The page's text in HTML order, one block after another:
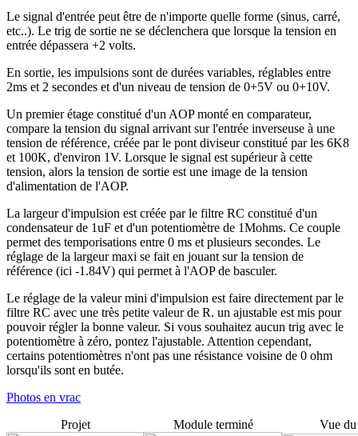
Le signal d'entrée peut être de n'importe quelle forme (sinus, carré,
etc..). Le trig de sortie ne se déclenchera que lorsque la tension en
entrée dépassera +2 volts.
En sortie, les impulsions sont de durées variables, réglables entre
2ms et 2 secondes et d'un niveau de tension de 0+5V ou 0+10V.
Un premier étage constitué d'un AOP monté en comparateur,
compare la tension du signal arrivant sur l'entrée inverseuse à une
tension de référence, créée par le pont diviseur constitué par les 6K8
et 100K, d'environ 1V. Lorsque le signal est supérieur à cette
tension, alors la tension de sortie est une image de la tension
d'alimentation de l'AOP.
La largeur d'impulsion est créée par le filtre RC constitué d'un
condensateur de 1uF et d'un potentiomètre de 1Mohms. Ce couple
permet des temporisations entre 0 ms et plusieurs secondes. Le
réglage de la largeur maxi se fait en jouant sur la tension de
référence (ici -1.84V) qui permet à l'AOP de basculer.
Le réglage de la valeur mini d'impulsion est faire directement par le
filtre RC avec une très petite valeur de R. un ajustable est mis pour
pouvoir régler la bonne valeur. Si vous souhaitez aucun trig avec le
potentiomètre à zéro, pontez l'ajustable. Attention cependant,
certains potentiomètres n'ont pas une résistance voisine de 0 ohm
lorsqu'ils sont en butée.
Photos en vrac
Projet
Module terminé Vue